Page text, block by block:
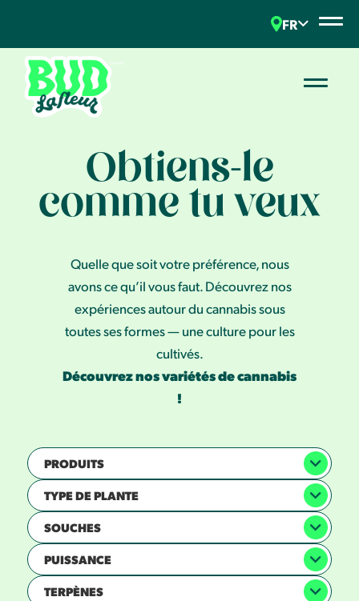
FR
Obtiens-le
comme tu veux
Quelle que soit votre préférence, nous
avons ce qu’il vous faut. Découvrez nos
expériences autour du cannabis sous
toutes ses formes — une culture pour les
cultivés.
Découvrez nos variétés de cannabis
!
PRODUITS
TYPE DE PLANTE
SOUCHES
PUISSANCE
TERPÈNES